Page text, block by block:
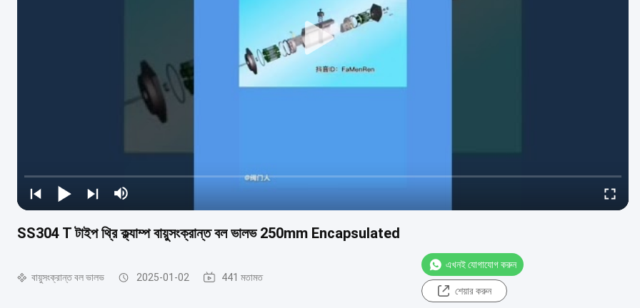
SS304 T টাইপ থ্রি ক্ল্যাম্প বায়ুসংক্রান্ত বল ভালভ 250mm Encapsulated
বায়ুসংক্রান্ত বল ভালভ 2025-01-02 441 মতামত
এখনই যোগাযোগ করুন
শেয়ার করুন